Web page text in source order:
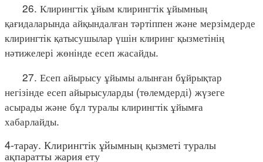
26. Клирингтік ұйым клирингтік ұйымның
қағидаларында айқындалған тәртіппен және мерзімдерде
клирингтік қатысушылар үшін клиринг қызметінің
нәтижелері жөнінде есеп жасайды.
27. Есеп айырысу ұйымы алынған бұйрықтар
негізінде есеп айырысуларды (төлемдерді) жүзеге
асырады және бұл туралы клирингтік ұйымға
хабарлайды.
4-тарау. Клирингтік ұйымның қызметі туралы
ақпаратты жария ету